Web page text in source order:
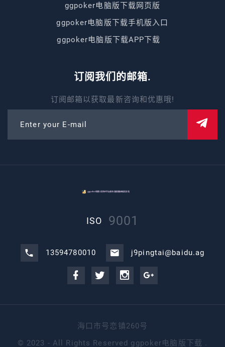
ggpoker电脑版下载网页版
ggpoker电脑版下载手机版入口
ggpoker电脑版下载APP下载
订阅我们的邮箱.
订阅邮箱以获取最新咨询和优惠哦!
Enter your E-mail
ISO 9001
13594780010 j9pingtai@baidu.ag
海口市号恋镇260号
© 2023 - All Rights Reserved ggpoker电脑版下载 .